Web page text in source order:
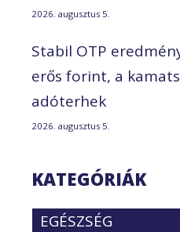
2026. augusztus 5.
Stabil OTP
erős forint, a
adóterhek
2026. augusztus 5.
KATEGÓRIÁK
EGÉSZSÉG